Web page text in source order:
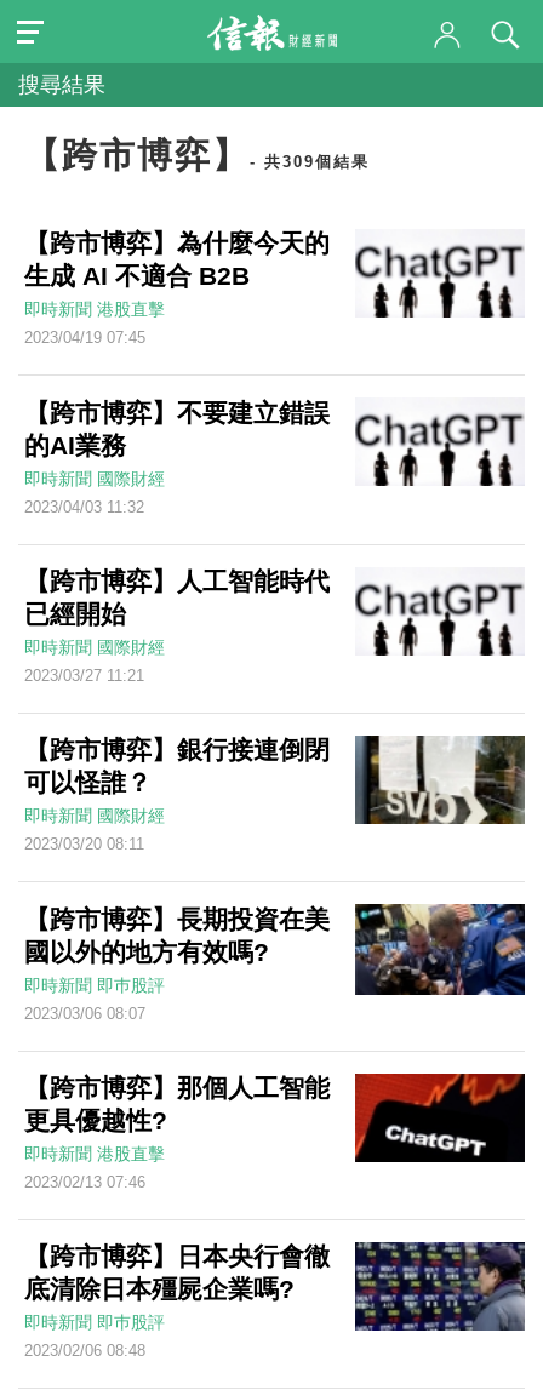
搜尋結果
【跨市博弈】 - 共309個結果
【跨市博弈】為什麼今天的
生成 AI 不適合 B2B
即時新聞 港股直擊
2023/04/19 07:45
【跨市博弈】不要建立錯誤
的AI業務
即時新聞 國際財經
2023/04/03 11:32
【跨市博弈】人工智能時代
已經開始
即時新聞 國際財經
2023/03/27 11:21
【跨市博弈】銀行接連倒閉
可以怪誰？
即時新聞 國際財經
2023/03/20 08:11
【跨市博弈】長期投資在美
國以外的地方有效嗎?
即時新聞 即巿股評
2023/03/06 08:07
【跨市博弈】那個人工智能
更具優越性?
即時新聞 港股直擊
2023/02/13 07:46
【跨市博弈】日本央行會徹
底清除日本殭屍企業嗎?
即時新聞 即巿股評
2023/02/06 08:48